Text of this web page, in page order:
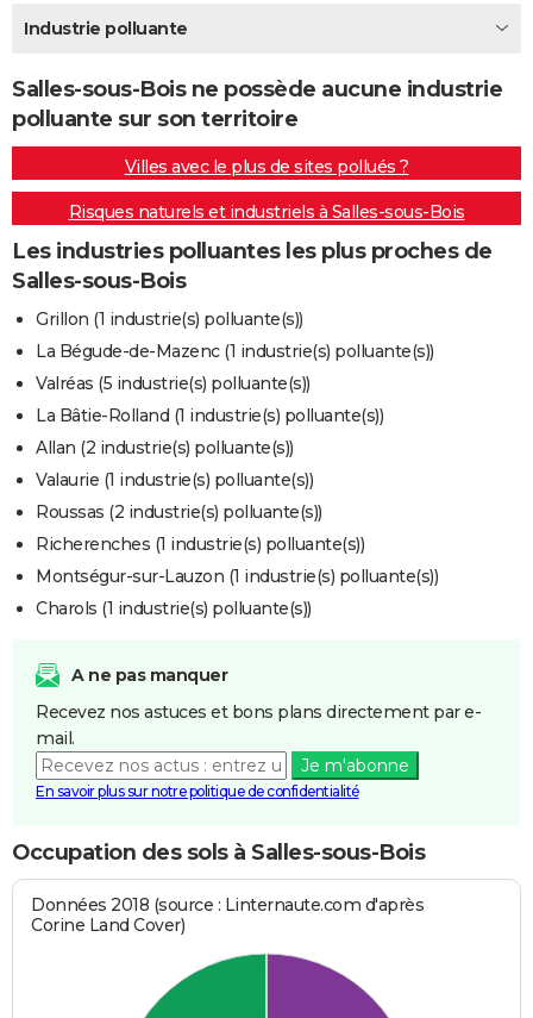
Destinations
City break
Voyage nature
Voyage de noces
Forum
Climat
+PHOTO
GUIDES D'ACHAT
BONS PLANS
CARTE DE VOEUX
Carte de Noël
Carte Bonne année
Carte Saint-Valentin
Carte Pâques
Carte d'anniversaire
DICTIONNAIRE
Dictionnaire
Biographies
Citations
Expressions
Proverbes
PROGRAMME TV
COPAINS D'AVANT
S'inscrire
Se connecter
Lycées
Collèges
Primaires
Universités
Entreprises
Service militaire
Avis de recherche
AVIS DE DÉCÈS
FORUM
Bricolage
Lifestyle
Culture
Sport
Auto
Television
Voyage
Cinema
Industrie polluante
Salles-sous-Bois ne possède aucune industrie
polluante sur son territoire
Villes avec le plus de sites pollués ?
Risques naturels et industriels à Salles-sous-Bois
Les industries polluantes les plus proches de
Salles-sous-Bois
Grillon (1 industrie(s) polluante(s))
La Bégude-de-Mazenc (1 industrie(s) polluante(s))
Valréas (5 industrie(s) polluante(s))
La Bâtie-Rolland (1 industrie(s) polluante(s))
Allan (2 industrie(s) polluante(s))
Valaurie (1 industrie(s) polluante(s))
Roussas (2 industrie(s) polluante(s))
Richerenches (1 industrie(s) polluante(s))
Montségur-sur-Lauzon (1 industrie(s) polluante(s))
Charols (1 industrie(s) polluante(s))
A ne pas manquer
Recevez nos astuces et bons plans directement par e-
mail.
Je m'abonne
En savoir plus sur notre politique de confidentialité
Occupation des sols à Salles-sous-Bois
Données 2018 (source : Linternaute.com d'après
Corine Land Cover)